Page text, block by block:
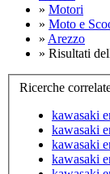
» Motori
» Moto e
» Arezzo
» Risultati
Ricerche
kawasaki
kawasaki
kawasaki
kawasaki